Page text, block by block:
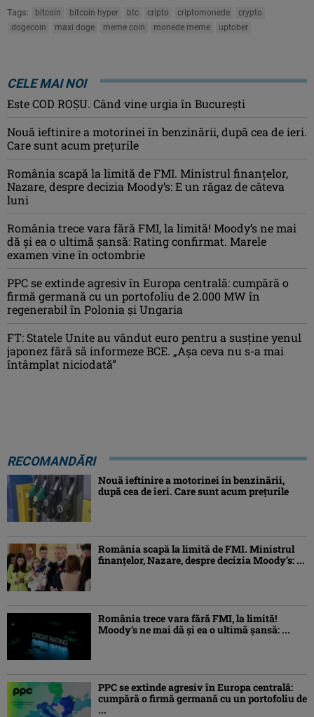
Tags: bitcoin bitcoin hyper btc cripto criptomonede
crypto
dogecoin
maxi doge meme coin monede meme uptober
CELE MAI NOI
Este COD ROŞU. Când vine urgia în Bucureşti
Nouă ieftinire a motorinei în benzinării, după cea de ieri.
Care sunt acum prețurile
România scapă la limită de FMI. Ministrul finanțelor,
Nazare, despre decizia Moody’s: E un răgaz de câteva
luni
România trece vara fără FMI, la limită! Moody’s ne mai
dă și ea o ultimă șansă: Rating confirmat. Marele
examen vine în octombrie
PPC se extinde agresiv în Europa centrală: cumpără o
firmă germană cu un portofoliu de 2.000 MW în
regenerabil în Polonia și Ungaria
FT: Statele Unite au vândut euro pentru a susține yenul
japonez fără să informeze BCE. „Așa ceva nu s-a mai
întâmplat niciodată”
RECOMANDĂRI
Nouă ieftinire a motorinei în benzinării,
după cea de ieri. Care sunt acum prețurile
România scapă la limită de FMI. Ministrul
finanțelor, Nazare, despre decizia Moody’s: ...
România trece vara fără FMI, la limită!
Moody’s ne mai dă și ea o ultimă șansă: ...
PPC se extinde agresiv în Europa centrală:
cumpără o firmă germană cu un portofoliu de
...